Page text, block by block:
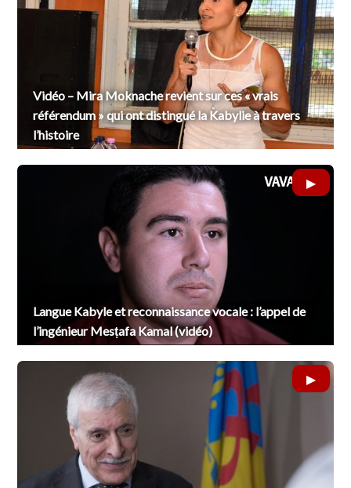
Vidéo – Mira Moknache revient sur ces « vrais
référendum » qui ont distingué la Kabylie à travers
l’histoire
Langue Kabyle et reconnaissance vocale : l’appel de
l’ingénieur Mesṭafa Kamal (vidéo)